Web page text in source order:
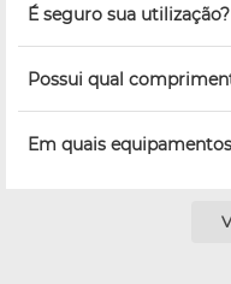
É seguro sua utilização?
Possui qual
Em quais